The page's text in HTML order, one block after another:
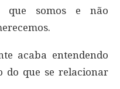
que somos e não
acaba entendendo
do que se relacionar